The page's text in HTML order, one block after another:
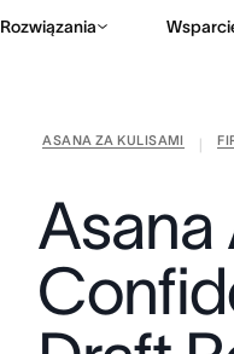
Rozwiązania
ASANA ZA KULISAMI
Asana